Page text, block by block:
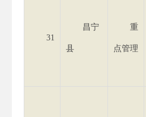
31
昌宁
县
重
点管理